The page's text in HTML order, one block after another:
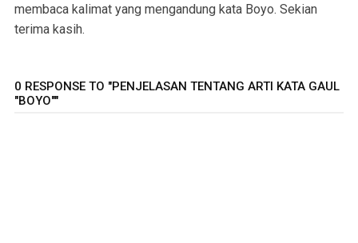
membaca kalimat yang mengandung kata Boyo. Sekian
terima kasih.
0 RESPONSE TO "PENJELASAN TENTANG ARTI KATA GAUL
"BOYO""